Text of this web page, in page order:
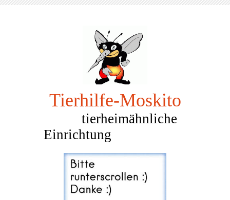
Tierhilfe-Moskito
tierheimähnliche
Einrichtung